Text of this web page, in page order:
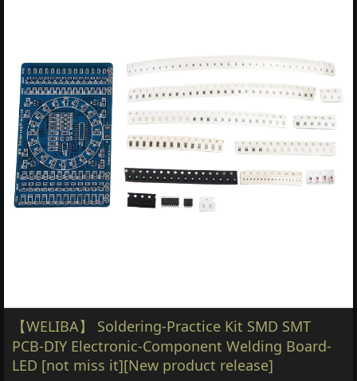
【WELIBA】 Soldering-Practice Kit SMD SMT
PCB-DIY Electronic-Component Welding Board-
LED [not miss it][New product release]